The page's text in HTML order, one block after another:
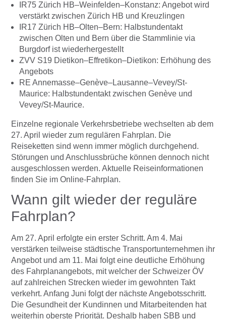
IR75 Zürich HB–Weinfelden–Konstanz: Angebot wird
verstärkt zwischen Zürich HB und Kreuzlingen
IR17 Zürich HB–Olten–Bern: Halbstundentakt
zwischen Olten und Bern über die Stammlinie via
Burgdorf ist wiederhergestellt
ZVV S19 Dietikon–Effretikon–Dietikon: Erhöhung des
Angebots
RE Annemasse–Genève–Lausanne–Vevey/St-
Maurice: Halbstundentakt zwischen Genève und
Vevey/St-Maurice.
Einzelne regionale Verkehrsbetriebe wechselten ab dem
27. April wieder zum regulären Fahrplan. Die
Reiseketten sind wenn immer möglich durchgehend.
Störungen und Anschlussbrüche können dennoch nicht
ausgeschlossen werden. Aktuelle Reiseinformationen
finden Sie im Online-Fahrplan.
Wann gilt wieder der reguläre
Fahrplan?
Am 27. April erfolgte ein erster Schritt. Am 4. Mai
verstärken teilweise städtische Transportunternehmen ihr
Angebot und am 11. Mai folgt eine deutliche Erhöhung
des Fahrplanangebots, mit welcher der Schweizer ÖV
auf zahlreichen Strecken wieder im gewohnten Takt
verkehrt. Anfang Juni folgt der nächste Angebotsschritt.
Die Gesundheit der Kundinnen und Mitarbeitenden hat
weiterhin oberste Priorität. Deshalb haben SBB und